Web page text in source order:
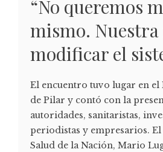
“No queremos
mismo.
modificar el
El encuentro tuvo lugar en el
de Pilar y contó con la
autoridades, sanitaristas,
periodistas y empresarios.
Salud de la Nación, Mario